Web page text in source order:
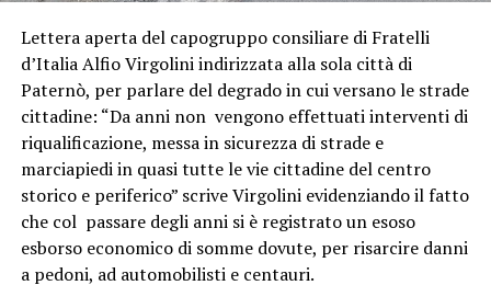
Lettera aperta del capogruppo consiliare di Fratelli
d’Italia Alfio Virgolini indirizzata alla sola città di
Paternò, per parlare del degrado in cui versano le strade
cittadine: “Da anni non vengono effettuati interventi di
riqualificazione, messa in sicurezza di strade e
marciapiedi in quasi tutte le vie cittadine del centro
storico e periferico” scrive Virgolini evidenziando il fatto
che col passare degli anni si è registrato un esoso
esborso economico di somme dovute, per risarcire danni
a pedoni, ad automobilisti e centauri.